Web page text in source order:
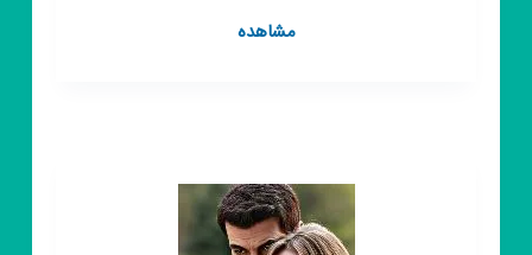
مشاهدهکانال